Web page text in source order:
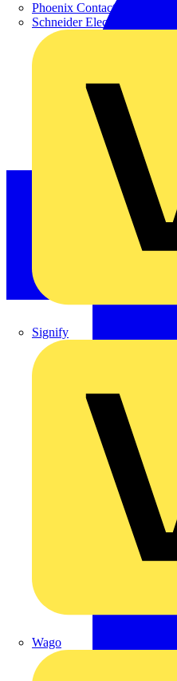
Phoenix Contact
Schneider Electric
Signify
Wago